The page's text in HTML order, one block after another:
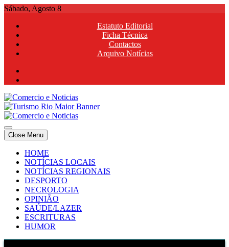
Skip
content
Sábado, Agosto 8
Estatuto Editorial
Ficha Técnica
Contactos
Arquivo Notícias
Comercio e Noticias
Notícias e Publicidade Online
Comercio e Noticias
Notícias e Publicidade Online
Close Menu
HOME
NOTÍCIAS LOCAIS
NOTÍCIAS REGIONAIS
DESPORTO
NECROLOGIA
OPINIÃO
SAÚDE/LAZER
ESCRITURAS
HUMOR